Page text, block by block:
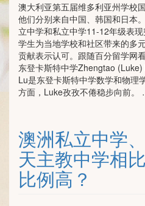
澳大利亚第五届维多利亚州学校
他们分别来自中国、韩国和日本
立中学和私立中学11-12年级表
学生为当地学校和社区带来的多
贡献表示认可。跟随百分留学网
东登卡斯特中学Zhengtao
Lu是东登卡斯特中学数学和物理
方面，Luke孜孜不倦稳步向前。
澳洲私立中学
天主教中学相
比例高？